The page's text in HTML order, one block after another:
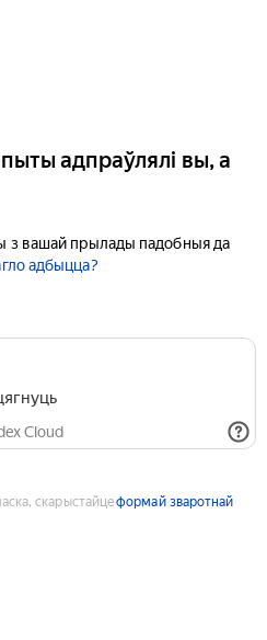
адпраўлялі вы, а
з вашай прылады падобныя да
адбыцца?
Cloud
скарыстайцеформай зваротнай